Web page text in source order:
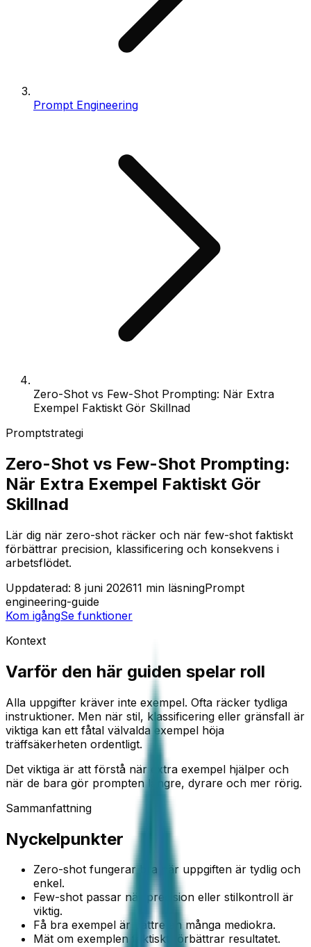
Prompt Engineering
Zero-Shot vs Few-Shot Prompting: När Extra
Exempel Faktiskt Gör Skillnad
Promptstrategi
Zero-Shot vs Few-Shot Prompting:
När Extra Exempel Faktiskt Gör
Skillnad
Lär dig när zero-shot räcker och när few-shot faktiskt
förbättrar precision, klassificering och konsekvens i
arbetsflödet.
Uppdaterad: 8 juni 202611 min läsningPrompt
engineering-guide
Kom igångSe funktioner
Kontext
Varför den här guiden spelar roll
Alla uppgifter kräver inte exempel. Ofta räcker tydliga
instruktioner. Men när stil, klassificering eller gränsfall är
viktiga kan ett fåtal välvalda exempel höja
träffsäkerheten ordentligt.
Det viktiga är att förstå när extra exempel hjälper och
när de bara gör prompten längre, dyrare och mer rörig.
Sammanfattning
Nyckelpunkter
Zero-shot fungerar bra när uppgiften är tydlig och
enkel.
Few-shot passar när precision eller stilkontroll är
viktig.
Få bra exempel är bättre än många mediokra.
Mät om exemplen faktiskt förbättrar resultatet.